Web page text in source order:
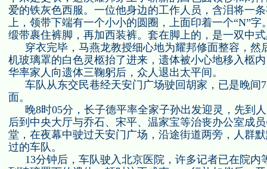
爱的铁灰色西服。一位他身边的工作人员，含泪将一
上，领带下端有一个小小的圆圈，上面印着一个“N”字
缎带裹住裤脚，再加西装裤。套在脚上的，是一双中
穿衣完毕，马燕龙教授细心地为耀邦修面整容，然
机玻璃罩的白色灵柩抬了进来，遗体被小心地移入柩
华率家人向遗体三鞠躬后，众人退出太平间。
车队从东交民巷经天安门广场驶回胡家，已是晚间 7
面。
晚8时05分，长子德平率全家子孙出发迎灵，先到
后到中央大厅与乔石、宋平、温家宝等治丧办公室成
堂，在夜幕中驶过天安门广场，沿途街道两旁，人群
过的车队。
13分钟后，车队驶入北京医院，许多记者已在院内